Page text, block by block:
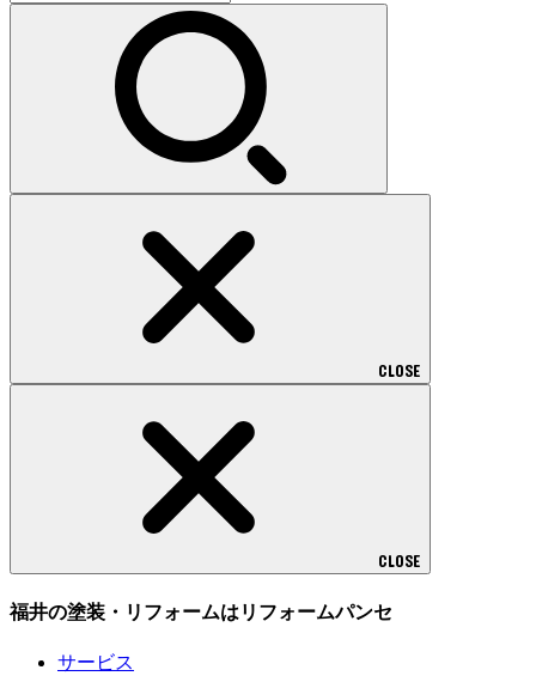
索:
CLOSE
CLOSE
福井の塗装・リフォームはリフォームパンセ
サービス